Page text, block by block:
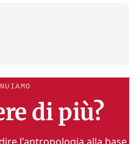
di più?